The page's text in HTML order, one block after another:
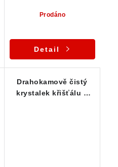
Prodáno
Detail
Drahokamově čistý
krystalek křišťálu s